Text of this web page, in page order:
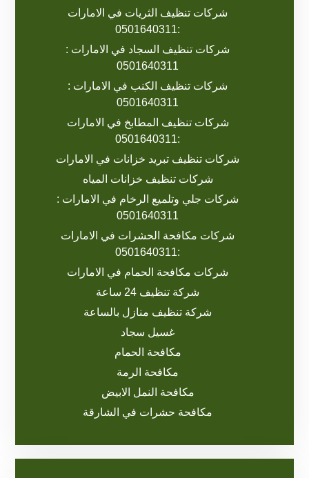
شركات تنظيف الثريات في الامارات
:0501640311
شركات تنظيف السجاد في الامارات :
0501640311
شركات تنظيف الكنب في الامارات :
0501640311
شركات تنظيف المطابخ في الامارات
:0501640311
شركات تنظيف تبريد خزانات في الامارات
شركات تنظيف خزانات المياه
شركات جلي وتلميع الرخام في الامارات :
0501640311
شركات مكافحة الحشرات في الامارات
:0501640311
شركات مكافحة الحمام في الامارات
شركة تنظيف 24 ساعة
شركة تنظيف منازل بالساعة
غسيل سجاد
مكافحة الحمام
مكافحة الرمة
مكافحة النمل الابيض
مكافحة حشرات في الشارقة